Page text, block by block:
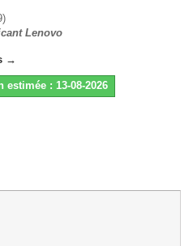
Lenovo
→
: 13-08-2026